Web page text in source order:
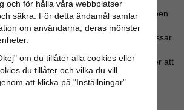
skåpluckorna i köket eller på garderoben
till en rimlig peng.
och ca 3,5cm lång, vilket gör att den passar
med bågfil eller liknande om du tycker att
ut i bakkant av luckan eller lådan.
och för hålla våra webbplatser
säkra. För detta ändamål samlar
om användarna, deras mönster
om du tillåter alla cookies eller
du tillåter och vilka du vill
att klicka på "Inställningar"